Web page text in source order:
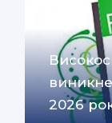
2026